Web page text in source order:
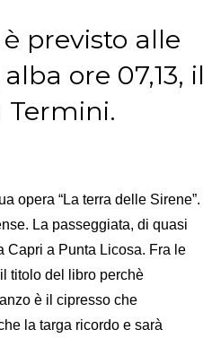
previsto alle
ore 07,13,
Termini.
opera “La terra delle Sirene”.
La passeggiata, di quasi
Capri a Punta Licosa. Fra le
titolo del libro perchè
è il cipresso che
la targa ricordo e sarà